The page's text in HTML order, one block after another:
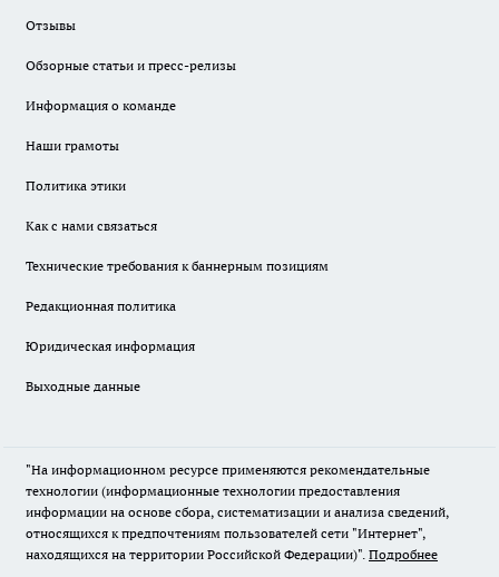
Отзывы
Обзорные статьи и пресс-релизы
Информация о команде
Наши грамоты
Политика этики
Как с нами связаться
Технические требования к баннерным позициям
Редакционная политика
Юридическая информация
Выходные данные
"На информационном ресурсе применяются рекомендательные
технологии (информационные технологии предоставления
информации на основе сбора, систематизации и анализа сведений,
относящихся к предпочтениям пользователей сети "Интернет",
находящихся на территории Российской Федерации)". Подробнее